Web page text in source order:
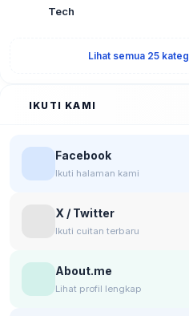
Tech
Lihat semua 25
IKUTI KAMI
Facebook
Ikuti halaman kami
X / Twitter
Ikuti cuitan terbaru
About.me
Lihat profil lengkap